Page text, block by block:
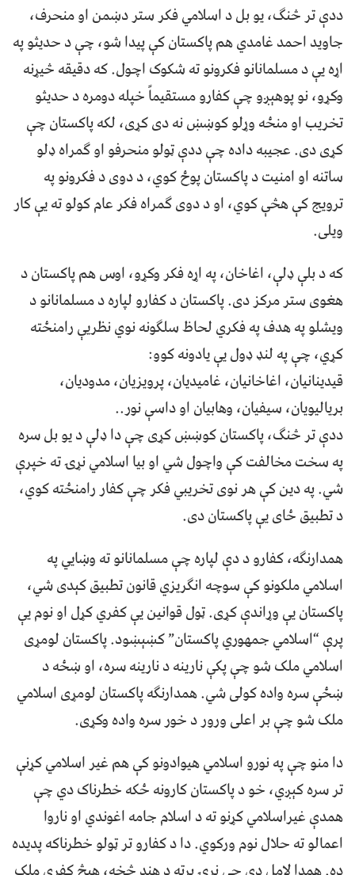
ددې تر څنګ، یو بل د اسلامي فکر ستر دښمن او منحرف،
جاوید احمد غامدي هم پاکستان کې پیدا شو، چې د حدیثو په
اړه یې د مسلمانانو فکرونو ته شکوک اچول. که دقیقه څیړنه
وکړو، نو پوهېږو چې کفارو مستقیماً خپله دومره د حدیثو
تخریب او منځه وړلو کوښښ نه دی کړی، لکه پاکستان چې
کړی دی. عجیبه داده چې ددې ټولو منحرفو او ګمراه ډلو
ساتنه او امنیت د پاکستان پوځ کوي، د دوی د فکرونو په
ترویج کې هڅې کوي، او د دوی ګمراه فکر عام کولو ته یې کار
ویلی.
که د بلې ډلې، اغاخان، په اړه فکر وکړو، اوس هم پاکستان د
هغوی ستر مرکز دی. پاکستان د کفارو لپاره د مسلمانانو د
ویشلو په هدف په فکري لحاظ سلګونه نوي نظریې رامنځته
کړي، چې په لنډ ډول یې یادونه کوو:
قیدینانیان، اغاخانیان، غامیدیان، پرویزیان، مدودیان،
بریالیویان، سیفیان، وهابیان او داسې نور..
ددې تر څنګ، پاکستان کوښښ کړی چې دا ډلې د یو بل سره
په سخت مخالفت کې واچول شي او بیا اسلامي نړۍ ته خپرې
شي. په دین کې هر نوی تخریبي فکر چې کفار رامنځته کوي،
د تطبیق ځای یې پاکستان دی.
همدارنګه، کفارو د دې لپاره چې مسلمانانو ته وښایي په
اسلامي ملکونو کې سوچه انګریزي قانون تطبیق کېدی شي،
پاکستان یې وړاندې کړی. ټول قوانین یې کفري کړل او نوم یې
پرې “اسلامي جمهوري پاکستان” کښېښود. پاکستان لومړی
اسلامي ملک شو چې پکې نارینه د نارینه سره، او ښځه د
ښځې سره واده کولی شي. همدارنګه پاکستان لومړی اسلامي
ملک شو چې بر اعلی ورور د خور سره واده وکړی.
دا منو چې په نورو اسلامي هیوادونو کې هم غیر اسلامي کړنې
تر سره کېږي، خو د پاکستان کارونه ځکه خطرناک دي چې
همدې غیراسلامي کړنو ته د اسلام جامه اغوندي او ناروا
اعمالو ته حلال نوم ورکوي. دا د کفارو تر ټولو خطرناکه پدیده